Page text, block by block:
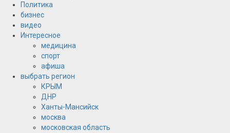
Политика
бизнес
видео
Интересное
медицина
спорт
афиша
выбрать регион
КРЫМ
ДНР
Ханты-Мансийск
москва
московская область